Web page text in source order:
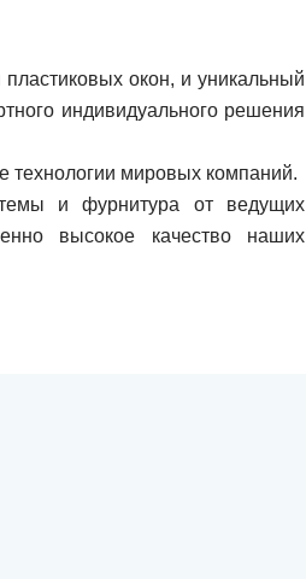
окон, и уникальный
индивидуального решения
мировых компаний.
и фурнитура от ведущих
высокое качество наших